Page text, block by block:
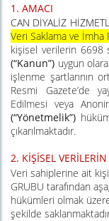
1. AMACI
CAN DİYALİZ
Veri Saklama ve İmha
kişisel verilerin 6698
(“Kanun”) uygun
işlenme şartlarının
Resmi Gazete’de
Edilmesi veya
(“Yönetmelik”)
çıkarılmaktadır.
2. KİŞİSEL
Veri sahiplerine ait
GRUBU tarafından
hükümleri olmak
şekilde